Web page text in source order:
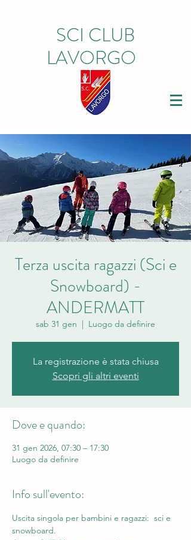
SCI CLUB
LAVORGO
Terza uscita ragazzi (Sci e
Snowboard) -
ANDERMATT
sab 31 gen
  |
Luogo da definire
La registrazione è stata chiusa
Scopri gli altri eventi
Dove e quando:
31 gen 2026, 07:30 – 17:30
Luogo da definire
Info sull'evento:
Uscita singola per bambini e ragazzi:  sci e
snowboard.